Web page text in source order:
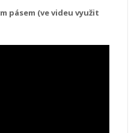
pásem (ve videu využit